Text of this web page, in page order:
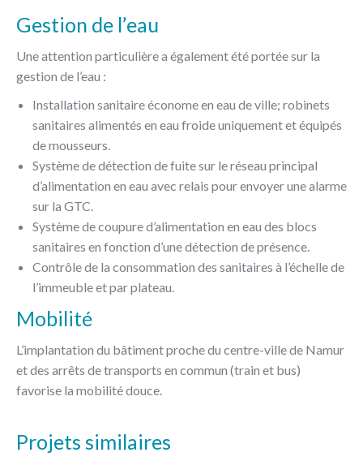
Gestion de l’eau
Une attention particulière a également été portée sur la
gestion de l’eau :
Installation sanitaire économe en eau de ville; robinets
sanitaires alimentés en eau froide uniquement et équipés
de mousseurs.
Système de détection de fuite sur le réseau principal
d’alimentation en eau avec relais pour envoyer une alarme
sur la GTC.
Système de coupure d’alimentation en eau des blocs
sanitaires en fonction d’une détection de présence.
Contrôle de la consommation des sanitaires à l’échelle de
l’immeuble et par plateau.
Mobilité
L’implantation du bâtiment proche du centre-ville de Namur
et des arrêts de transports en commun (train et bus)
favorise la mobilité douce.
Projets similaires